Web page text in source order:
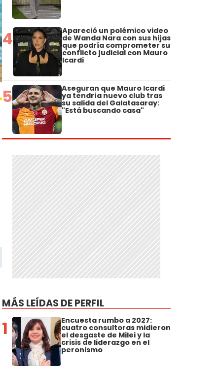
4 Apareció un polémico video
de Wanda Nara con sus hijas
que podría comprometer su
conflicto judicial con Mauro
Icardi
5 Aseguran que Mauro Icardi
ya tendría nuevo club tras
su salida del Galatasaray:
"Está buscando casa"
MÁS LEÍDAS DE PERFIL
1 Encuesta rumbo a 2027:
cuatro consultoras midieron
el desgaste de Milei y la
crisis de liderazgo en el
peronismo